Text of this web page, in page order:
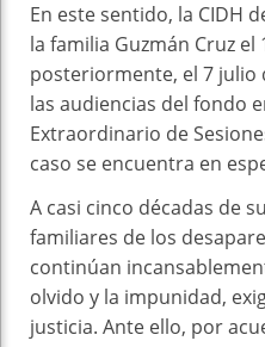
En este sentido, la CIDH
la familia Guzmán Cruz el
posteriormente, el 7 julio
las audiencias del fondo
Extraordinario de
caso se encuentra en
A casi cinco décadas de
familiares de los
continúan
olvido y la impunidad,
justicia. Ante ello, por